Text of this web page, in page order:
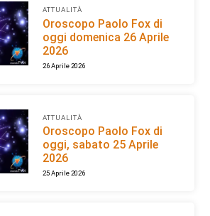
ATTUALITÀ
Oroscopo Paolo Fox di
oggi domenica 26 Aprile
2026
26 Aprile 2026
ATTUALITÀ
Oroscopo Paolo Fox di
oggi, sabato 25 Aprile
2026
25 Aprile 2026